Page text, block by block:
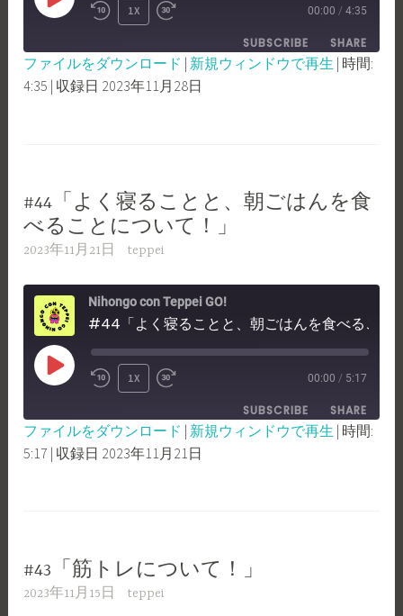
PLAY
REWIND
10
SECONDS
1X
FAST
FORWARD
30
00:00 / 4:35
SUBSCRIBE SHARE
SHARE
ファイルをダウンロード | 新規ウィンドウで再生 | 時間:
4:35 | 収録日 2023年11月28日
#44「よく寝ることと、朝ごはんを食
べることについて！」
2023年11月21日 teppei
Nihongo con Teppei GO!
PLAY
REWIND
10
SECONDS
1X
FAST
FORWARD
30
00:00 / 5:17
SUBSCRIBE SHARE
SHARE
ファイルをダウンロード | 新規ウィンドウで再生 | 時間:
5:17 | 収録日 2023年11月21日
#43「筋トレについて！」
2023年11月15日 teppei